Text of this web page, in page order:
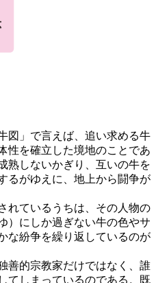
図」で言えば、追い求める牛
性を確立した境地のことであ
熟しないかぎり、互いの牛を
るがゆえに、地上から闘争が
れているうちは、その人物の
）にしか過ぎない牛の色やサ
な紛争を繰り返しているのが
善的宗教家だけではなく、誰
てしまっているのである。既